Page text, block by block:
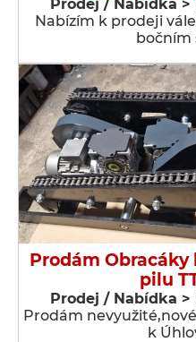
Prodej / Nabídka
Nabízím k prodeji
bočním
Prodám
pilu
Prodej / Nabídka
Prodám
k